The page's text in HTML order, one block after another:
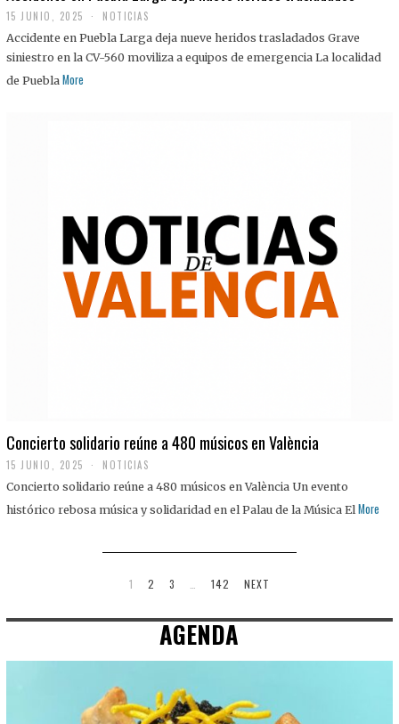
15 JUNIO, 2025 NOTICIAS
Accidente en Puebla Larga deja nueve heridos trasladados Grave
siniestro en la CV-560 moviliza a equipos de emergencia La localidad
de Puebla More
Concierto solidario reúne a 480 músicos en València
15 JUNIO, 2025 NOTICIAS
Concierto solidario reúne a 480 músicos en València Un evento
histórico rebosa música y solidaridad en el Palau de la Música El More
1 2 3 142 NEXT
AGENDA